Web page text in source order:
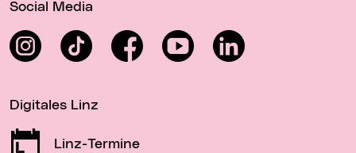
Social Media
InstagramTikTok FacebookYouTube LinkedIn
Digitales Linz
Linz-Termine